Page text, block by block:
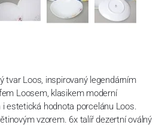
tvar Loos, inspirovaný legendárním
Loosem, klasikem moderní
estetická hodnota porcelánu Loos.
vzorem. 6x talíř dezertní oválný